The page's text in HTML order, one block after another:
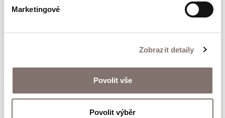
Marketingové
Zobrazit detaily
Povolit vše
Povolit výběr
Triko Hlavu vzhůru!